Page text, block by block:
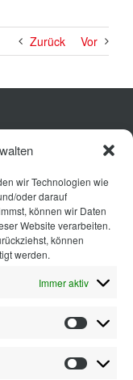
wir Technologien wie
oder darauf
können wir Daten
Website verarbeiten.
können
werden.
Immer aktiv
Zurück Vor